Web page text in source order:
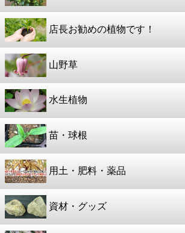
店長お勧めの植物です！
山野草
水生植物
苗・球根
用土・肥料・薬品
資材・グッズ